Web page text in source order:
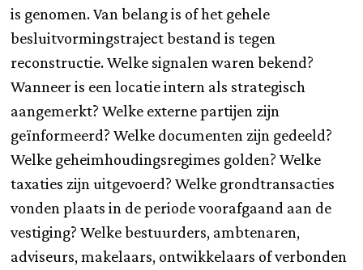
is genomen. Van belang is of het gehele
besluitvormingstraject bestand is tegen
reconstructie. Welke signalen waren bekend?
Wanneer is een locatie intern als strategisch
aangemerkt? Welke externe partijen zijn
geïnformeerd? Welke documenten zijn gedeeld?
Welke geheimhoudingsregimes golden? Welke
taxaties zijn uitgevoerd? Welke grondtransacties
vonden plaats in de periode voorafgaand aan de
vestiging? Welke bestuurders, ambtenaren,
adviseurs, makelaars, ontwikkelaars of verbonden